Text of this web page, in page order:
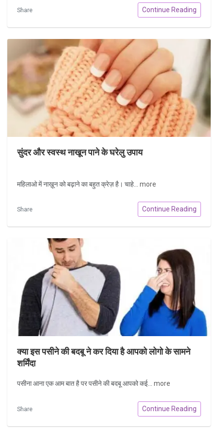
Share Continue Reading
सुंदर और स्वस्थ नाखून पाने के घरेलु उपाय
महिलाओ में नाख़ून को बढ़ाने का बहुत क्रेज़ है। चाहे... more
Share Continue Reading
क्या इस पसीने की बदबू ने कर दिया है आपको लोगो के सामने
शर्मिंदा
पसीना आना एक आम बात है पर पसीने की बदबू आपको कई... more
Share Continue Reading